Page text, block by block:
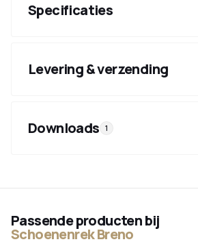
Specificaties
Levering & verzending
Downloads 1
Passende producten bij
Schoenenrek Breno